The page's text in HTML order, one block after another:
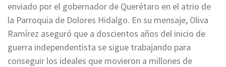
enviado por el gobernador de Querétaro en el atrio de
la Parroquia de Dolores Hidalgo. En su mensaje, Oliva
Ramírez aseguró que a doscientos años del inicio de
guerra independentista se sigue trabajando para
conseguir los ideales que movieron a millones de